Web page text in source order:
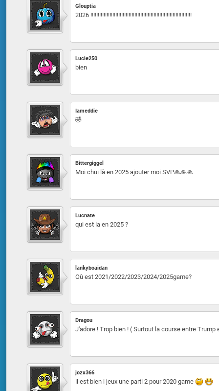
Glouptia
2026 !!!!!!!!!!!!!!!!!!!!!!!!!!!!!!!!!!!!!!!!!!!!!!!!!!!!!!!!!!!!!!!!!!!!!
Lucie250
bien
Iameddie
🤣
Bittergiggel
Moi chui là en 2025 ajouter moi SVP🙏🙏🙏
Lucnate
qui est la en 2025 ?
lankyboaidan
Où est 2021/2022/2023/2024/2025game?
Dragou
J'adore ! Trop bien ! ( Surtout la course entre Trump
jozx366
il est bien l jeux une parti 2 pour 2020 game